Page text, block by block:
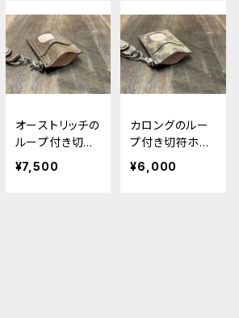
オーストリッチの
ループ付き切符
ホルダー
¥7,500
カロングのルー
プ付き切符ホル
ダー
¥6,000